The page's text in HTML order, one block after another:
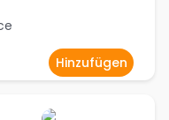
Hinzufügen